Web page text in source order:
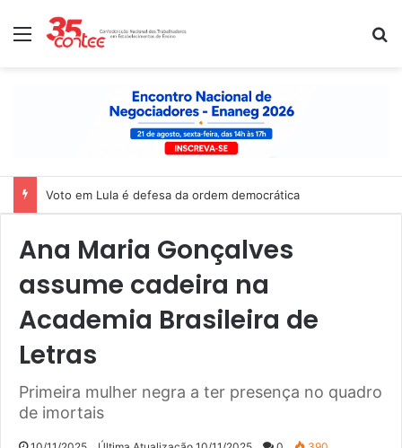
Menu
Nota de solidariedade ao povo venezuelano
Ana Maria Gonçalves
assume cadeira na
Academia Brasileira de
Letras
Primeira mulher negra a ter presença no quadro
de imortais